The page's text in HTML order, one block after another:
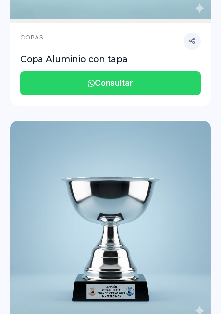
COPAS
Copa Aluminio con tapa
Consultar